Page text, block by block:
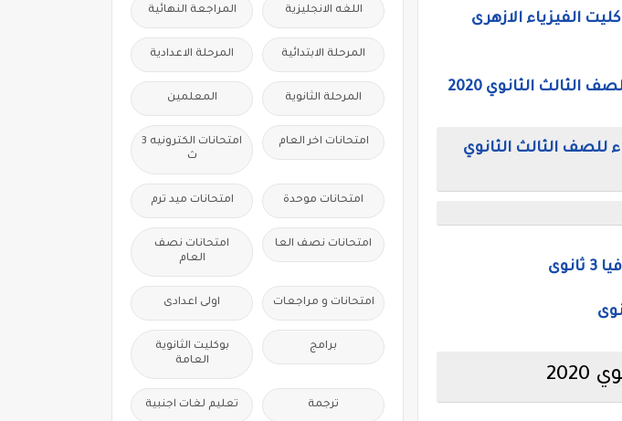
إجابة امتحان كيمياء للصف الثالث الثانوي
اللغه الانجليزية المراجعة النهائية
المرحلة الابتدائية المرحلة الاعدادية
المرحلة الثانوية المعلمين
امتحانات اخر العام
امتحانات الكترونيه 3
ث
امتحانات موحدة امتحانات ميد ترم
امتحانات نصف العا
امتحانات نصف
العام
امتحانات و مراجعات اولى اعدادى
برامج
بوكليت الثانوية
العامة
ترجمة تعليم لغات اجنبية